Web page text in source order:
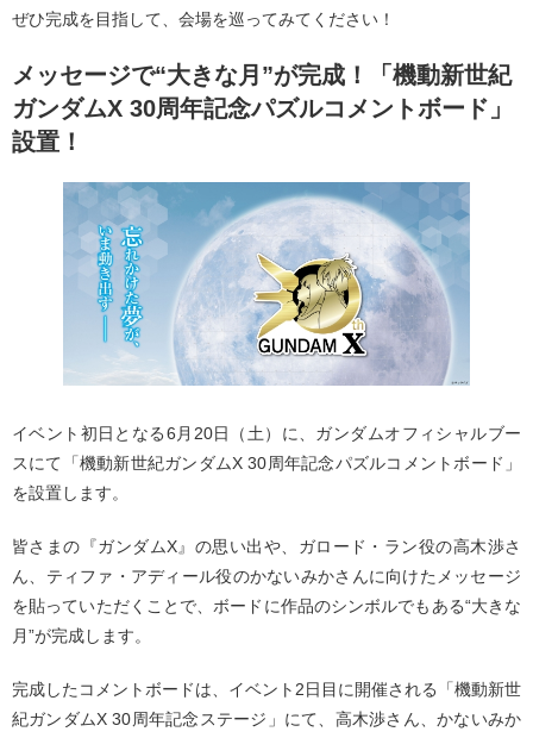
ぜひ完成を目指して、会場を巡ってみてください！
メッセージで“大きな月”が完成！「機動新世紀
ガンダムX 30周年記念パズルコメントボード」
設置！
イベント初日となる6月20日（土）に、ガンダムオフィシャルブー
スにて「機動新世紀ガンダムX 30周年記念パズルコメントボード」
を設置します。
皆さまの『ガンダムX』の思い出や、ガロード・ラン役の高木渉さ
ん、ティファ・アディール役のかないみかさんに向けたメッセージ
を貼っていただくことで、ボードに作品のシンボルでもある“大きな
月”が完成します。
完成したコメントボードは、イベント2日目に開催される「機動新世
紀ガンダムX 30周年記念ステージ」にて、高木渉さん、かないみか